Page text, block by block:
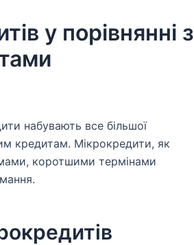
у порівнянні з
набувають все більшої
кредитам. Мікрокредити, як
коротшими термінами